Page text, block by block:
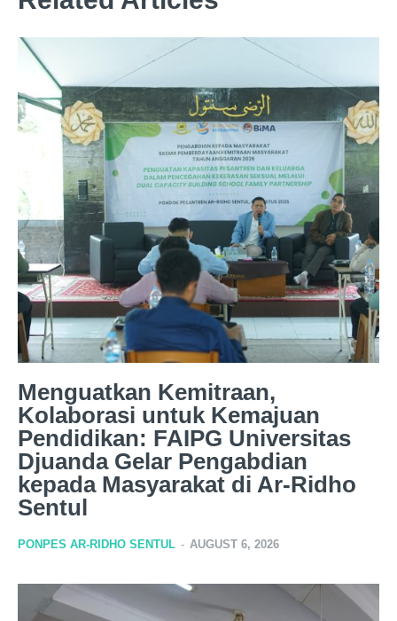
Menguatkan Kemitraan,
Kolaborasi untuk Kemajuan
Pendidikan: FAIPG Universitas
Djuanda Gelar Pengabdian
kepada Masyarakat di Ar-Ridho
Sentul
PONPES AR-RIDHO SENTUL - AUGUST 6, 2026